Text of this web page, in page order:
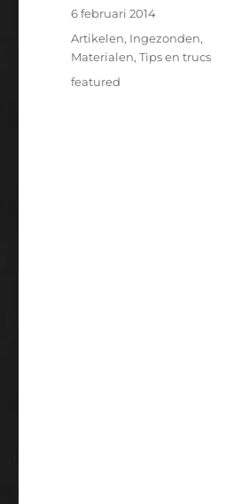
Geplaatst
6 februari 2014
Categorieën
Artikelen, Ingezonden,
Materialen,Tips en trucs
Tags
featured